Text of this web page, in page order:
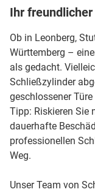
Ihr
Ob in Leonberg,
Württemberg –
als gedacht.
Schließzylinder
geschlossener
Tipp: Riskieren Sie
dauerhafte
professionellen
Weg.
Unser Team von